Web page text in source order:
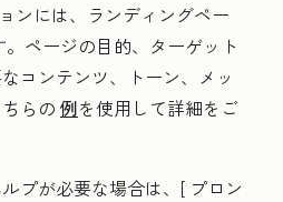
ンには、ランディングペー
ページの目的、ターゲット
コンテンツ、トーン、メッ
らの 例を使用して詳細をご
プが必要な場合は、[ プロン